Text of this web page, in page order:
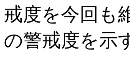
戒度を今回も
の警戒度を示